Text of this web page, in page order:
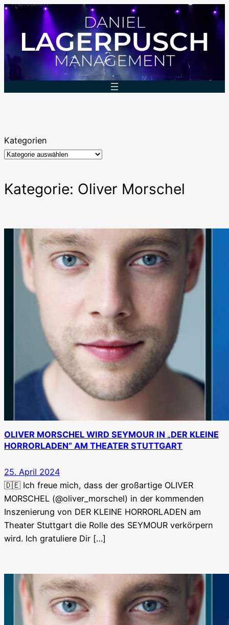
Zum
Inhalt
springen
Kategorien
Kategorie: Oliver Morschel
OLIVER MORSCHEL WIRD SEYMOUR IN „DER KLEINE
HORRORLADEN“ AM THEATER STUTTGART
25. April 2024
🇩🇪 Ich freue mich, dass der großartige OLIVER
MORSCHEL (@oliver_morschel) in der kommenden
Inszenierung von DER KLEINE HORRORLADEN am
Theater Stuttgart die Rolle des SEYMOUR verkörpern
wird. Ich gratuliere Dir […]